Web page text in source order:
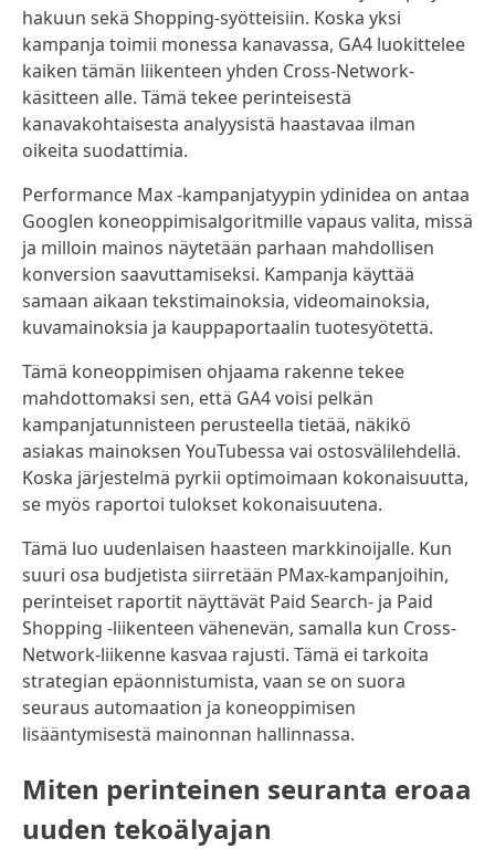
hakuun sekä Shopping-syötteisiin. Koska yksi
kampanja toimii monessa kanavassa, GA4 luokittelee
kaiken tämän liikenteen yhden Cross-Network-
käsitteen alle. Tämä tekee perinteisestä
kanavakohtaisesta analyysistä haastavaa ilman
oikeita suodattimia.
Performance Max -kampanjatyypin ydinidea on antaa
Googlen koneoppimisalgoritmille vapaus valita, missä
ja milloin mainos näytetään parhaan mahdollisen
konversion saavuttamiseksi. Kampanja käyttää
samaan aikaan tekstimainoksia, videomainoksia,
kuvamainoksia ja kauppaportaalin tuotesyötettä.
Tämä koneoppimisen ohjaama rakenne tekee
mahdottomaksi sen, että GA4 voisi pelkän
kampanjatunnisteen perusteella tietää, näkikö
asiakas mainoksen YouTubessa vai ostosvälilehdellä.
Koska järjestelmä pyrkii optimoimaan kokonaisuutta,
se myös raportoi tulokset kokonaisuutena.
Tämä luo uudenlaisen haasteen markkinoijalle. Kun
suuri osa budjetista siirretään PMax-kampanjoihin,
perinteiset raportit näyttävät Paid Search- ja Paid
Shopping -liikenteen vähenevän, samalla kun Cross-
Network-liikenne kasvaa rajusti. Tämä ei tarkoita
strategian epäonnistumista, vaan se on suora
seuraus automaation ja koneoppimisen
lisääntymisestä mainonnan hallinnassa.
Miten perinteinen seuranta eroaa
uuden tekoälyajan